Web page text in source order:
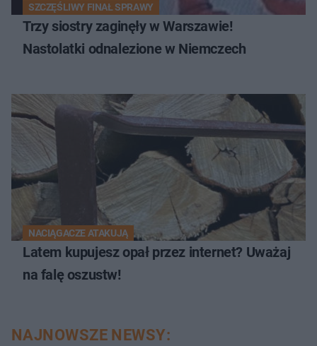
SZCZĘŚLIWY FINAŁ SPRAWY
Trzy siostry zaginęły w Warszawie!
Nastolatki odnalezione w Niemczech
NACIĄGACZE ATAKUJĄ
Latem kupujesz opał przez internet? Uważaj
na falę oszustw!
NAJNOWSZE NEWSY: